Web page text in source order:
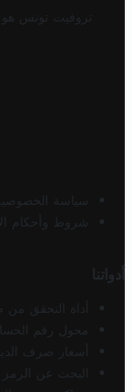
تروفيت تونس هو
سياسة الخصوصية
شروط وأحكام
أدواتنا
أداة التحقق
محول رقم
أسعار صرف
البحث عن